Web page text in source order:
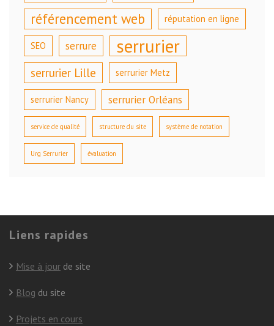
référencement web réputation en ligne
SEO serrure serrurier
serrurier Lille serrurier Metz
serrurier Nancy serrurier Orléans
service de qualité structure du site système de notation
Urg Serrurier évaluation
Liens rapides
Mise à jour de site
Blog du site
Projets en cours